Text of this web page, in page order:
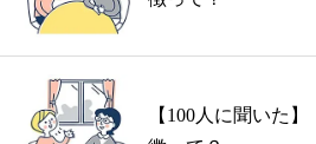
【100人に聞いた